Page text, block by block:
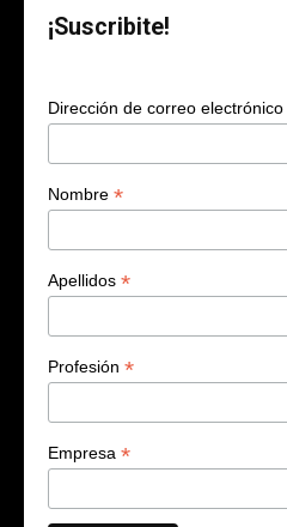
¡Suscribite!
Dirección de correo electrónico
Nombre *
Apellidos *
Profesión *
Empresa *